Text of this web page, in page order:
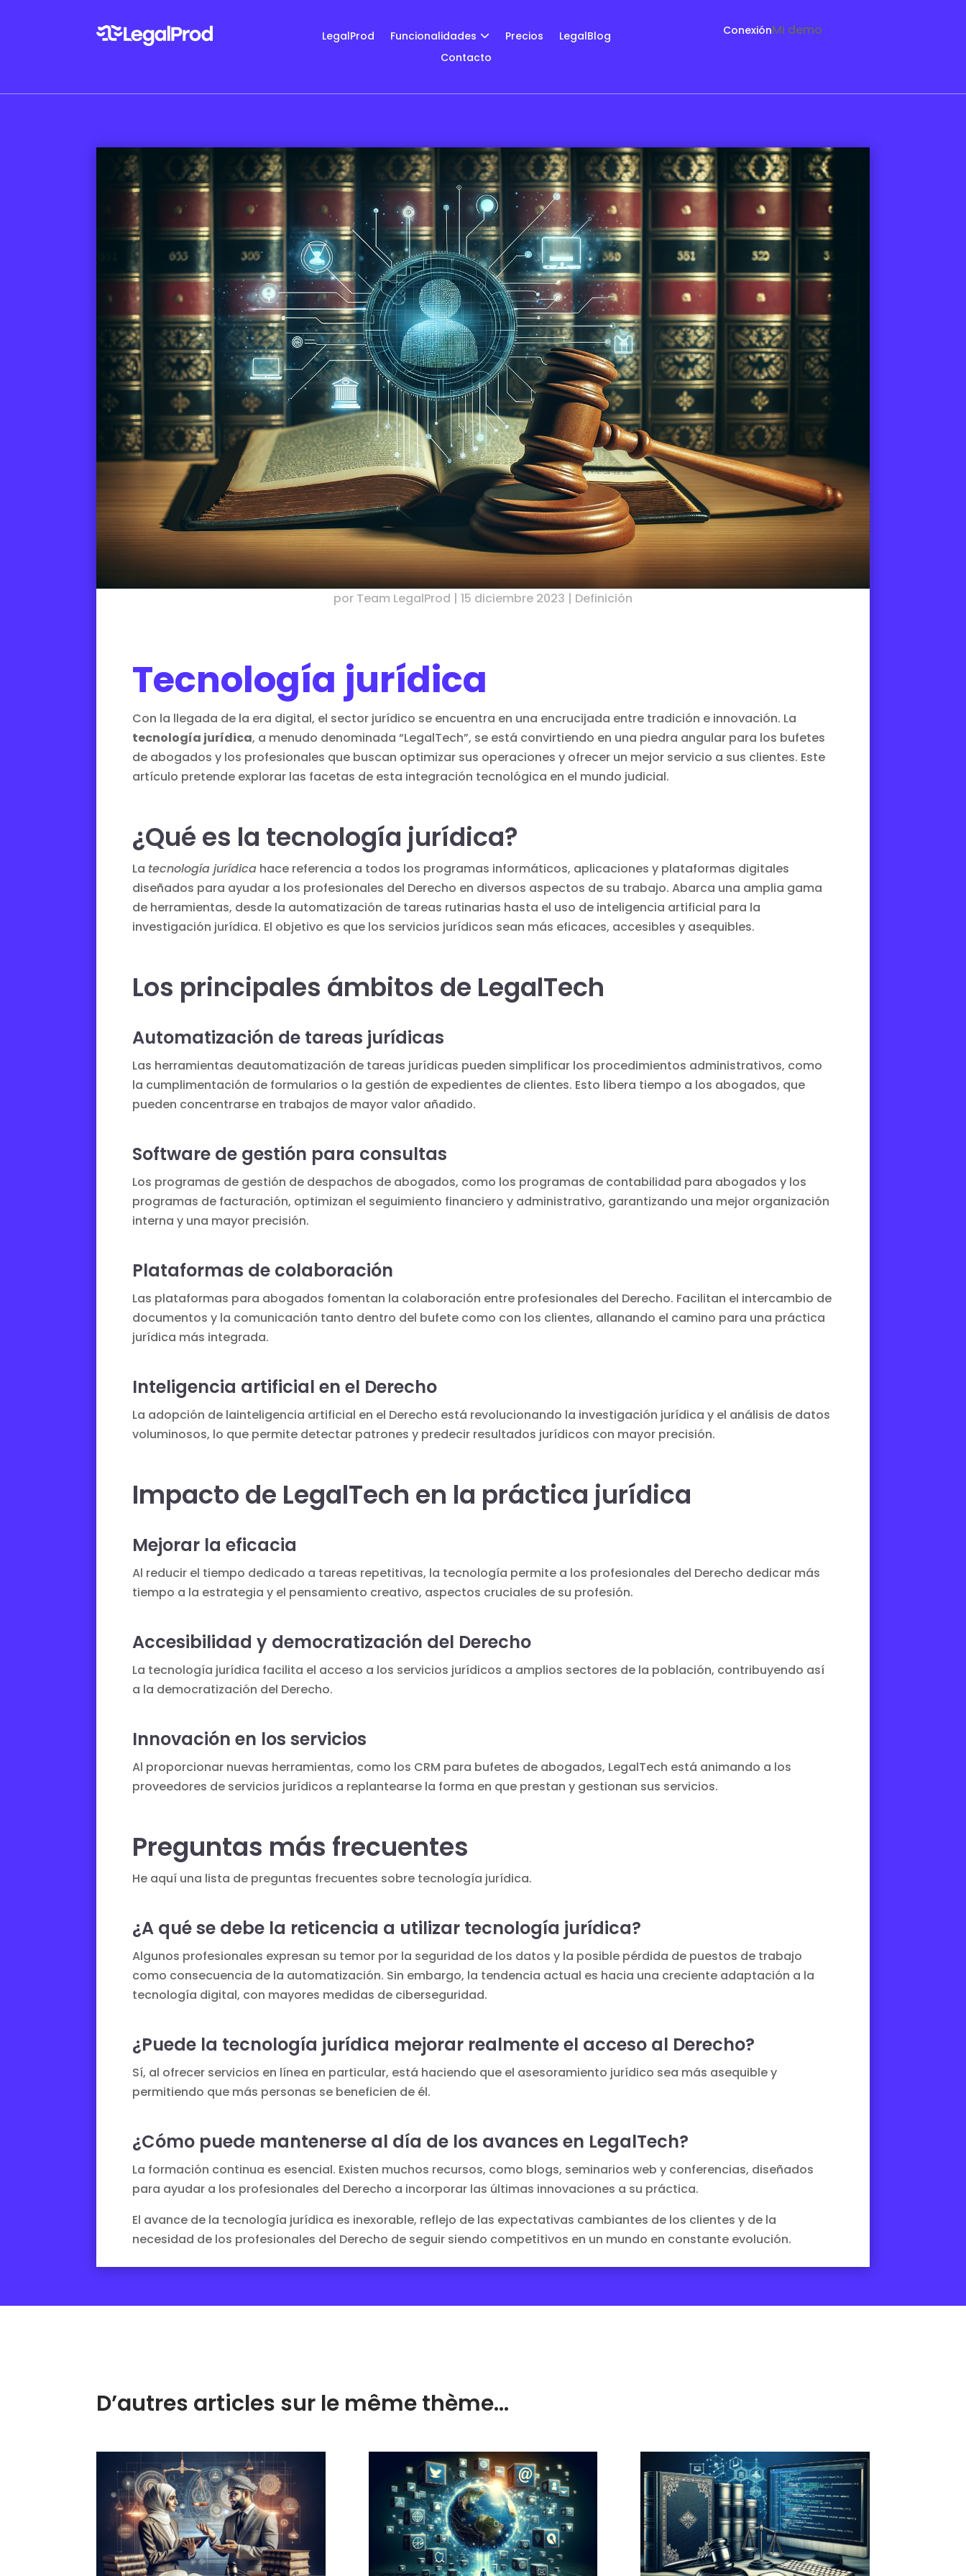
LegalProd Funcionalidades Precios
LegalBlog
Contacto
ConexiónMi demo
por Team LegalProd | 15 diciembre 2023 | Definición
Tecnología jurídica
Con la llegada de la era digital, el sector jurídico se encuentra en una encrucijada entre tradición e innovación. La
tecnología jurídica, a menudo denominada “LegalTech”, se está convirtiendo en una piedra angular para los bufetes
de abogados y los profesionales que buscan optimizar sus operaciones y ofrecer un mejor servicio a sus clientes. Este
artículo pretende explorar las facetas de esta integración tecnológica en el mundo judicial.
¿Qué es la tecnología jurídica?
La tecnología jurídica hace referencia a todos los programas informáticos, aplicaciones y plataformas digitales
diseñados para ayudar a los profesionales del Derecho en diversos aspectos de su trabajo. Abarca una amplia gama
de herramientas, desde la automatización de tareas rutinarias hasta el uso de inteligencia artificial para la
investigación jurídica. El objetivo es que los servicios jurídicos sean más eficaces, accesibles y asequibles.
Los principales ámbitos de LegalTech
Automatización de tareas jurídicas
Las herramientas deautomatización de tareas jurídicas pueden simplificar los procedimientos administrativos, como
la cumplimentación de formularios o la gestión de expedientes de clientes. Esto libera tiempo a los abogados, que
pueden concentrarse en trabajos de mayor valor añadido.
Software de gestión para consultas
Los programas de gestión de despachos de abogados, como los programas de contabilidad para abogados y los
programas de facturación, optimizan el seguimiento financiero y administrativo, garantizando una mejor organización
interna y una mayor precisión.
Plataformas de colaboración
Las plataformas para abogados fomentan la colaboración entre profesionales del Derecho. Facilitan el intercambio de
documentos y la comunicación tanto dentro del bufete como con los clientes, allanando el camino para una práctica
jurídica más integrada.
Inteligencia artificial en el Derecho
La adopción de lainteligencia artificial en el Derecho está revolucionando la investigación jurídica y el análisis de datos
voluminosos, lo que permite detectar patrones y predecir resultados jurídicos con mayor precisión.
Impacto de LegalTech en la práctica jurídica
Mejorar la eficacia
Al reducir el tiempo dedicado a tareas repetitivas, la tecnología permite a los profesionales del Derecho dedicar más
tiempo a la estrategia y el pensamiento creativo, aspectos cruciales de su profesión.
Accesibilidad y democratización del Derecho
La tecnología jurídica facilita el acceso a los servicios jurídicos a amplios sectores de la población, contribuyendo así
a la democratización del Derecho.
Innovación en los servicios
Al proporcionar nuevas herramientas, como los CRM para bufetes de abogados, LegalTech está animando a los
proveedores de servicios jurídicos a replantearse la forma en que prestan y gestionan sus servicios.
Preguntas más frecuentes
He aquí una lista de preguntas frecuentes sobre tecnología jurídica.
¿A qué se debe la reticencia a utilizar tecnología jurídica?
Algunos profesionales expresan su temor por la seguridad de los datos y la posible pérdida de puestos de trabajo
como consecuencia de la automatización. Sin embargo, la tendencia actual es hacia una creciente adaptación a la
tecnología digital, con mayores medidas de ciberseguridad.
¿Puede la tecnología jurídica mejorar realmente el acceso al Derecho?
Sí, al ofrecer servicios en línea en particular, está haciendo que el asesoramiento jurídico sea más asequible y
permitiendo que más personas se beneficien de él.
¿Cómo puede mantenerse al día de los avances en LegalTech?
La formación continua es esencial. Existen muchos recursos, como blogs, seminarios web y conferencias, diseñados
para ayudar a los profesionales del Derecho a incorporar las últimas innovaciones a su práctica.
El avance de la tecnología jurídica es inexorable, reflejo de las expectativas cambiantes de los clientes y de la
necesidad de los profesionales del Derecho de seguir siendo competitivos en un mundo en constante evolución.
D’autres articles sur le même thème…